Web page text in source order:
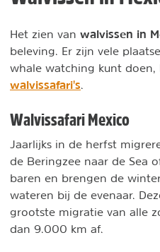
Het zien van walvissen in
beleving. Er zijn vele
whale watching kunt doen,
walvissafari's
Walvissafari Mexico
Jaarlijks in de herfst
de Beringzee naar de Sea
baren en brengen de
wateren bij de evenaar.
grootste migratie van alle
dan 9.000 km af.